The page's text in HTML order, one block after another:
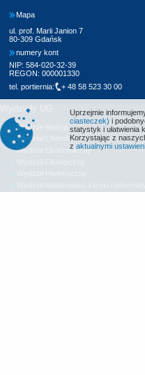
Mapa
ul. prof. Marii Janion 7
80-309 Gdańsk
numery kont
NIP: 584-020-32-39
REGON: 000001330
tel. portiernia:
+ 48 58 523 30 00
Wydziały UG
Wydział Biologii
Wydział Chemii
Wydział Ekonomiczny
Uprzejmie
ciasteczek) i
statystyk i ułatwienia
Korzystając z
z aktualnymi